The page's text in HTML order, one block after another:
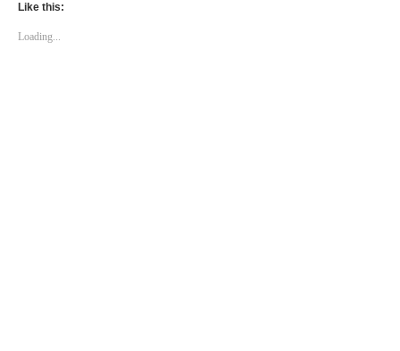
Like this:
Loading...